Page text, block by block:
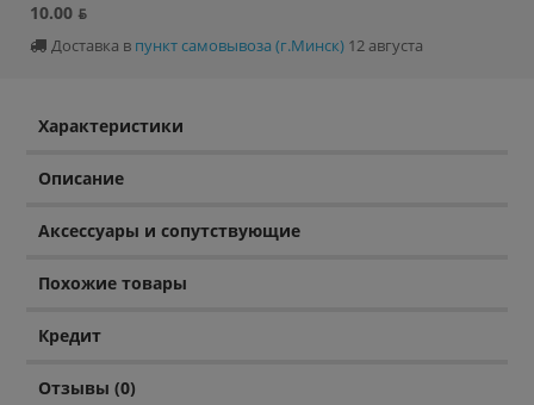
10.00 ƃ
Доставка в пункт самовывоза (г.Минск) 12 августа
Характеристики
Описание
Аксессуары и сопутствующие
Похожие товары
Кредит
Отзывы (0)